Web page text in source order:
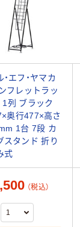
エフ・ヤマカ
フレットラッ
1列 ブラック
奥行477×高さ
1台 7段 カ
スタンド 折り
式
（税込）